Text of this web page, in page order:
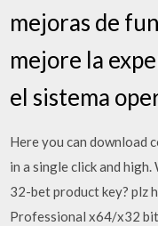
mejoras de
mejore la
el sistema
Here you can download
in a single click and
32-bet product key? plz
Professional x64/x32 bit